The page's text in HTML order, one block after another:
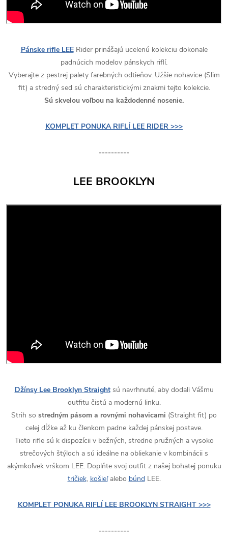
Pánske rifle LEERider prinášajú ucelenú kolekciu dokonale
padnúcich modelov pánskych riflí.
Vyberajte z pestrej palety farebných odtieňov. Užšie nohavice (Slim
fit) a stredný sed sú charakteristickými znakmi tejto kolekcie.
Sú skvelou voľbou na každodenné nosenie.
KOMPLET PONUKA RIFLÍ LEE RIDER >>>
----------
LEE BROOKLYN
Džínsy Lee Brooklyn Straightsú navrhnuté, aby dodali Vášmu
outfitu čistú a modernú linku.
Strih so stredným pásom a rovnými nohavicami (Straight fit) po
celej dĺžke až ku členkom padne každej pánskej postave.
Tieto rifle sú k dispozícii v bežných, stredne pružných a vysoko
strečových štýloch a sú ideálne na obliekanie v kombinácii s
akýmkoľvek vrškom LEE. Doplňte svoj outfit z našej bohatej ponuku
tričiek, košieľalebo búnd LEE.
KOMPLET PONUKA RIFLÍ LEE BROOKLYN STRAIGHT >>>
----------